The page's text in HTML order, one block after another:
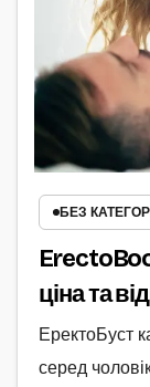
БЕЗ
ціна та
ЕректоБуст
серед